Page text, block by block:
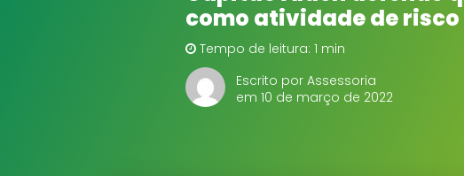
como atividade de risco
Tempo de leitura: 1 min
Escrito por Assessoria
em 10 de março de 2022